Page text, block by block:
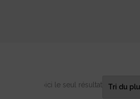
Voici le seul résultat